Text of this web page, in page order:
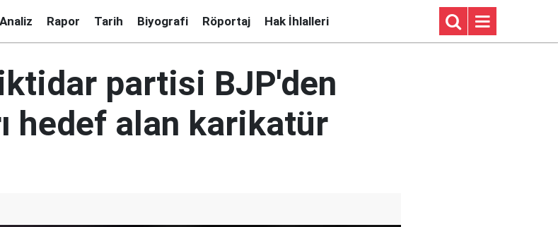
Analiz Rapor Tarih Biyografi Röportaj Hak İhlalleri
partisi BJP'den
hedef alan karikatür